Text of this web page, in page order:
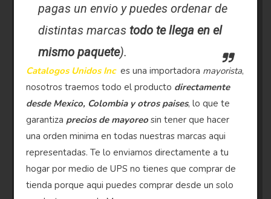
pagas un envio y puedes ordenar de
distintas marcas todo te llega en el
mismo paquete).
Catalogos Unidos Inc es una importadora mayorista,
nosotros traemos todo el producto directamente
desde Mexico, Colombia y otros paises, lo que te
garantiza precios de mayoreo sin tener que hacer
una orden minima en todas nuestras marcas aqui
representadas. Te lo enviamos directamente a tu
hogar por medio de UPS no tienes que comprar de
tienda porque aqui puedes comprar desde un solo